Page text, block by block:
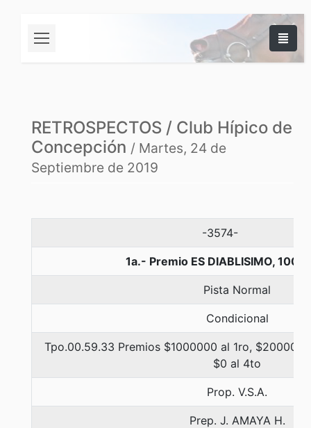
RETROSPECTOS / Club Hípico de
Concepción / Martes, 24 de
Septiembre de 2019
-3574-
1a.- Premio ES DIABLISIMO,
Pista Normal
Condicional
Tpo.00.59.33 Premios $1000000 al 1ro, $200000
$0 al 4to
Prop. V.S.A.
Prep. J. AMAYA H.